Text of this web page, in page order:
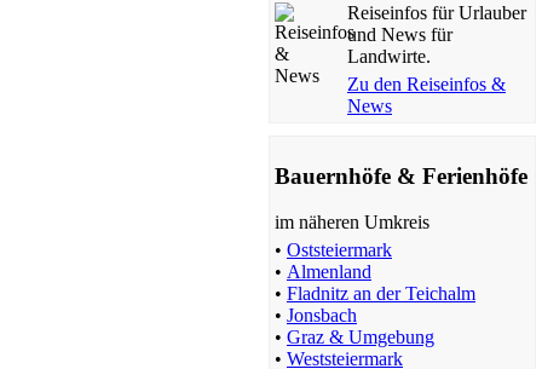
Reiseinfos für Urlauber
und News für
Landwirte.
Zu den Reiseinfos &
News
Bauernhöfe & Ferienhöfe
im näheren Umkreis
• Oststeiermark
• Almenland
• Fladnitz an der Teichalm
• Jonsbach
• Graz & Umgebung
• Weststeiermark